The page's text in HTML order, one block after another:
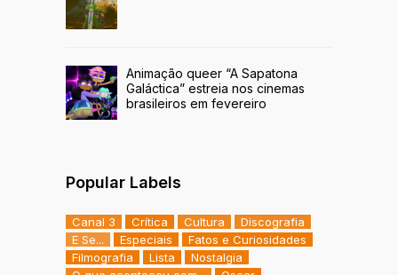
Animação queer “A Sapatona
Galáctica” estreia nos cinemas
brasileiros em fevereiro
Popular Labels
Canal 3 Crítica Cultura
Discografia
E Se...
Especiais
Fatos e Curiosidades
Filmografia
Lista
Nostalgia